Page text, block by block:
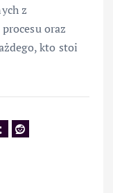
z
oraz
kto stoi